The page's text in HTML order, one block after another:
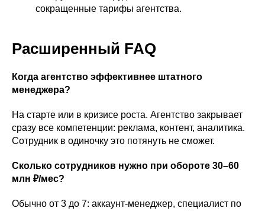
сокращенные тарифы агентства.
Расширенный FAQ
Когда агентство эффективнее штатного
менеджера?
На старте или в кризисе роста. Агентство закрывает
сразу все компетенции: реклама, контент, аналитика.
Сотрудник в одиночку это потянуть не сможет.
Сколько сотрудников нужно при обороте 30–60
млн ₽/мес?
Обычно от 3 до 7: аккаунт-менеджер, специалист по